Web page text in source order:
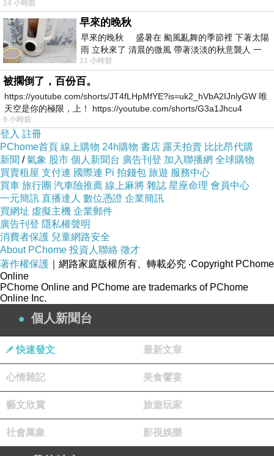
最後選擇在這購買【金石盟GIA】頂級首選30分
18K鑽戒(D - IF 3VG H&A) 的原因,是因為比較有
保障,也不會遇到詐騙集團,所以才選擇在這購入
更多資料、資訊參考分享↓↓↓
商品網址:
14 小時前
早來的晚秋
早來的晚秋 盛暑在 颱風亂舞的季節裡 下著太陽
雨 立秋來了 清晨的微風 帶著淡淡的秋意襲人 一
下子 又被赤
11 小時前
被擱倒了，百份百。
https://youtube.com/shorts/JT4fLHpMfYE?is=uk2_hVbA2IJnlyGW 唯
天空是你的極限，上！ https://youtube.com/shorts/G3a1Jhcu4
9 小時前
登入 註冊
PChome首頁 線上購物 24h購物 書店 露天拍賣 比比昂代購
新聞 /氣象 股市 個人新聞台 廣告刊登 加入聯播網 全球購物
買賣租屋 支付連 國際連 Pi 拍錢包 旅遊 服務中心
買車 旅行團 汽車險推薦 線上麻將 雜誌 星座命理 會員中心
一元簡訊 直播達人 數位憑證 企業簡訊
買網址 虛擬主機 企業郵件
廣告刊登 隱私權聲明
消費者保護 兒童網路安全
About PChome 投資人聯絡 徵才
著作權保護 ｜網路家庭版權所有、轉載必究 ‧Copyright PChome
Online
PChome Online and PChome are trademarks of PChome
Online Inc.
個人新聞台
快速發文 最新文章
心情雜記 美食饗宴
藝文欣賞 旅遊玩家
社會萬象 影視娛樂